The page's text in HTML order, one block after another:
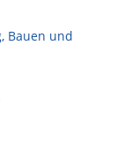
Bauen und